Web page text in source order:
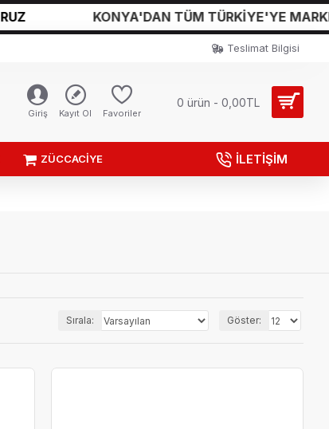
KONYA'DAN TÜM TÜRKİYE'YE MARKET
Teslimat Bilgisi
Giriş Kayıt Ol Favoriler
0 ürün - 0,00TL
ZÜCCACİYE İLETİŞİM
Sırala: Göster: